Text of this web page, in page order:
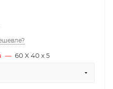
— 60 X 40 x 5